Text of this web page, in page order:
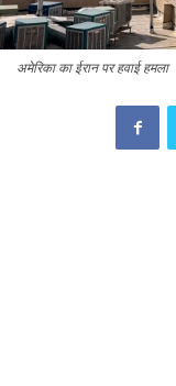
अमेरिका का ईरान पर हवाई हमला